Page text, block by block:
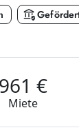
assured_workload
961 €
Miete